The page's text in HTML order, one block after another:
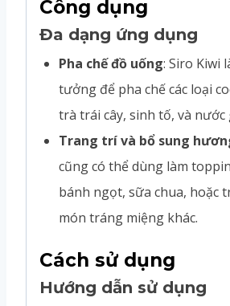
Công dụng
Đa dạng ứng dụng
Pha chế đồ uống: Siro Kiwi
tưởng để pha chế các loại
trà trái cây, sinh tố, và nước
Trang trí và bổ sung
cũng có thể dùng làm
bánh ngọt, sữa chua, hoặc
món tráng miệng khác.
Cách sử dụng
Hướng dẫn sử dụng